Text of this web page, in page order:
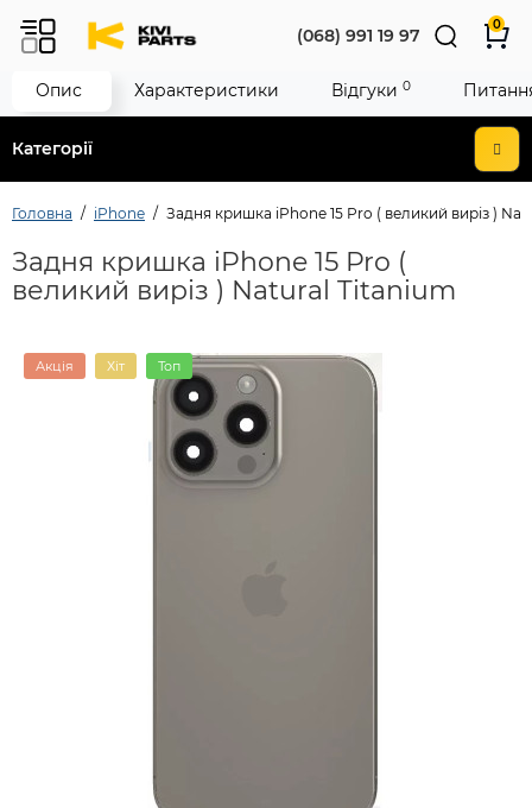
Категорії
(068) 991 19 97
0
Головна iPhone Задня кришка iPhone 15 Pro ( великий виріз )
Задня кришка iPhone 15 Pro (
великий виріз ) Natural Titanium
Акція Хіт Топ
Опис Характеристики Відгуки 0